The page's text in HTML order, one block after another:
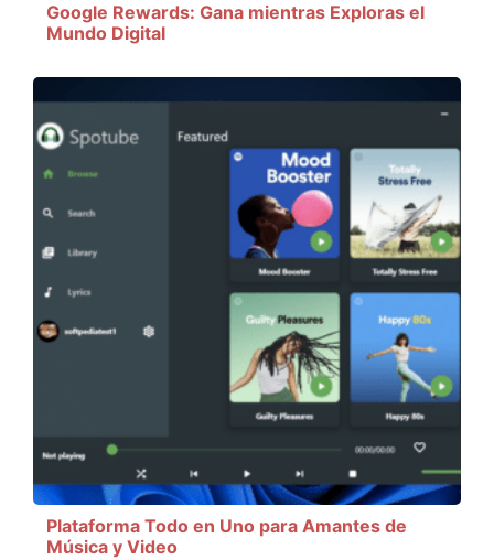
Google Rewards: Gana mientras Exploras el
Mundo Digital
Plataforma Todo en Uno para Amantes de
Música y Video